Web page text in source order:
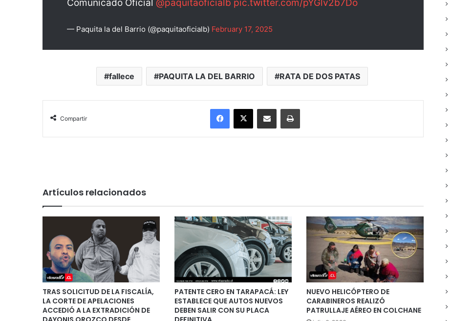
Comunicado Oficial @paquitaoficialb pic.twitter.com/pYGlv2b7Do
— Paquita la del Barrio (@paquitaoficialb) February 17, 2025
fallece PAQUITA LA DEL BARRIO RATA DE DOS PATAS
Compartir
Facebook
X Enviar vía email Imprimir
Artículos relacionados
TRAS SOLICITUD DE LA FISCALÍA,
LA CORTE DE APELACIONES
ACCEDIÓ A LA EXTRADICIÓN DE
PATENTE CERO EN TARAPACÁ: LEY
ESTABLECE QUE AUTOS NUEVOS
DEBEN SALIR CON SU PLACA
NUEVO HELICÓPTERO DE
CARABINEROS REALIZÓ
PATRULLAJE AÉREO EN COLCHANE